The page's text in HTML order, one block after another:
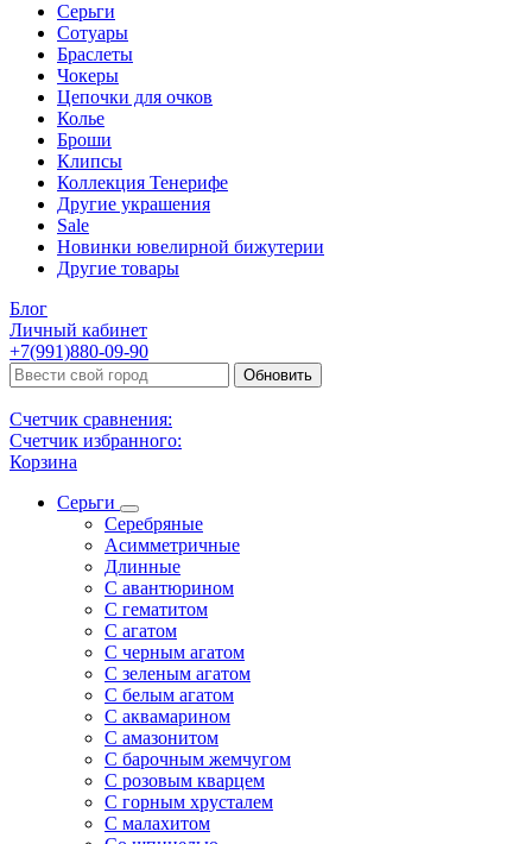
Серьги
Сотуары
Браслеты
Чокеры
Цепочки для очков
Колье
Броши
Клипсы
Коллекция Тенерифе
Другие украшения
Sale
Новинки ювелирной бижутерии
Другие товары
Блог
Личный кабинет
+7(991)880-09-90
Обновить
Счетчик сравнения:
Счетчик избранного:
Корзина
Серьги
Серебряные
Асимметричные
Длинные
С авантюрином
С гематитом
С агатом
С черным агатом
С зеленым агатом
С белым агатом
С аквамарином
С амазонитом
С барочным жемчугом
С розовым кварцем
С горным хрусталем
С малахитом